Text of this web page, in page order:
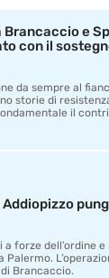
e
con il
da sempre al
storie di
il
a forze dell’ordine
Brancaccio.